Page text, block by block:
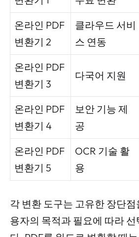
온라인 PDF
변환기 2
클라우드 서비
스 연동
온라인 PDF
변환기 3
다국어 지원
온라인 PDF
변환기 4
보안 기능 제
공
온라인 PDF
변환기 5
OCR 기술 활
용
각 변환 도구는 고유한 장단
용자의 목적과 필요에 따라 선